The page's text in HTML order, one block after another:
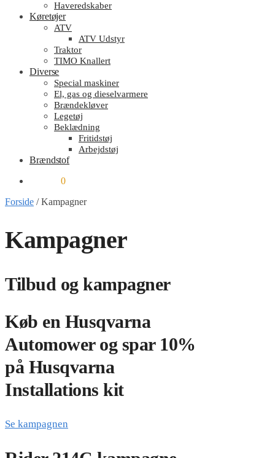
Haveredskaber
Køretøjer
ATV
ATV Udstyr
Traktor
TIMO Knallert
Diverse
Special maskiner
El, gas og dieselvarmere
Brændekløver
Legetøj
Beklædning
Fritidstøj
Arbejdstøj
Brændstof
0
Forside /Kampagner
Kampagner
Tilbud og kampagner
Køb en Husqvarna
Automower og spar 10%
på Husqvarna
Installations kit
Se kampagnen